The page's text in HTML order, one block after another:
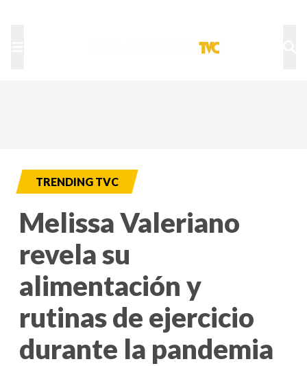
TRENDING TVC
Melissa Valeriano
revela su
alimentación y
rutinas de ejercicio
durante la pandemia